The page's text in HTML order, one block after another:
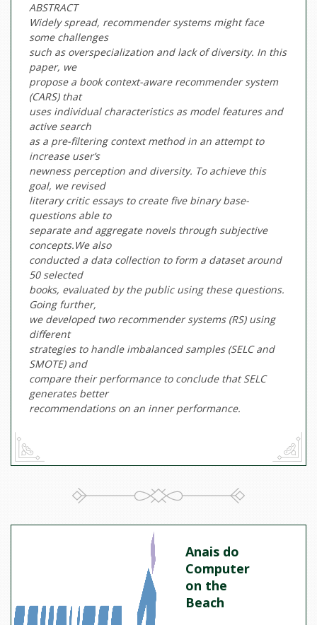
ABSTRACT
Widely spread, recommender systems might face
some challenges
such as overspecialization and lack of diversity. In this
paper, we
propose a book context-aware recommender system
(CARS) that
uses individual characteristics as model features and
active search
as a pre-filtering context method in an attempt to
increase user’s
newness perception and diversity. To achieve this
goal, we revised
literary critic essays to create five binary base-
questions able to
separate and aggregate novels through subjective
concepts.We also
conducted a data collection to form a dataset around
50 selected
books, evaluated by the public using these questions.
Going further,
we developed two recommender systems (RS) using
different
strategies to handle imbalanced samples (SELC and
SMOTE) and
compare their performance to conclude that SELC
generates better
recommendations on an inner performance.
Anais do
Computer
on the
Beach